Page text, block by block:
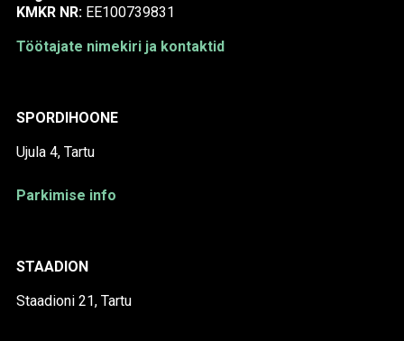
KMKR NR: EE100739831
Töötajate nimekiri ja kontaktid
SPORDIHOONE
Ujula 4, Tartu
Parkimise info
STAADION
Staadioni 21, Tartu